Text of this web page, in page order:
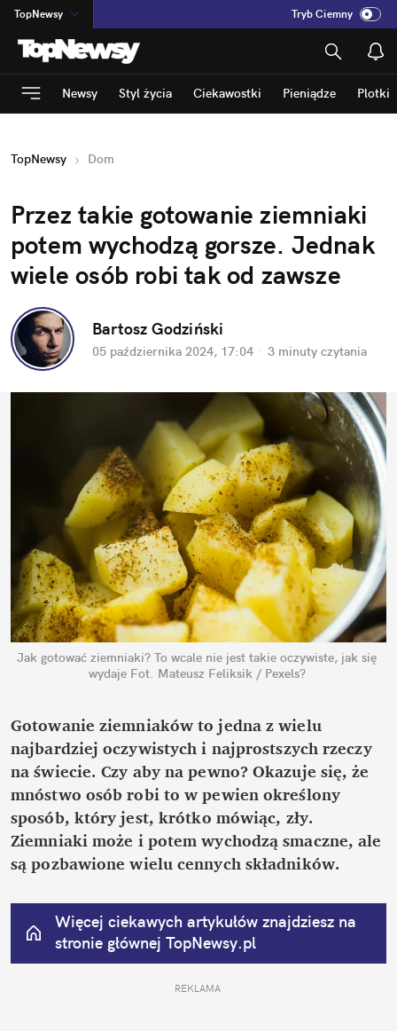
TopNewsy
na:Temat
INN:Poland
ASZ:dziennik
dad:HERO
Tryb Ciemny
Newsy Styl życia Ciekawostki Pieniądze Plotki
TopNewsy Dom
Przez takie gotowanie ziemniaki
potem wychodzą gorsze. Jednak
wiele osób robi tak od zawsze
Bartosz Godziński
05 października 2024, 17:04 · 3 minuty czytania
Jak gotować ziemniaki? To wcale nie jest takie oczywiste, jak się
wydaje Fot. Mateusz Feliksik / Pexels?
Gotowanie ziemniaków to jedna z wielu
najbardziej oczywistych i najprostszych rzeczy
na świecie. Czy aby na pewno? Okazuje się, że
mnóstwo osób robi to w pewien określony
sposób, który jest, krótko mówiąc, zły.
Ziemniaki może i potem wychodzą smaczne, ale
są pozbawione wielu cennych składników.
Więcej ciekawych artykułów znajdziesz na
stronie głównej TopNewsy.pl
REKLAMA